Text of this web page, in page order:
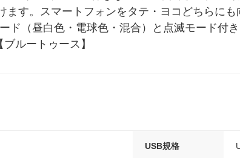
ます。スマートフォンをタテ・ヨコどちらに
ド（昼白色・電球色・混合）と点滅モード付
ルートゥース】
USB規格